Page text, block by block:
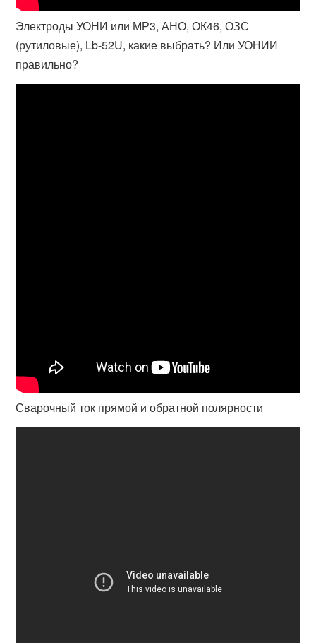
Электроды УОНИ или МР3, АНО, ОК46, ОЗС
(рутиловые), Lb-52U, какие выбрать? Или УОНИИ
правильно?
Сварочный ток прямой и обратной полярности